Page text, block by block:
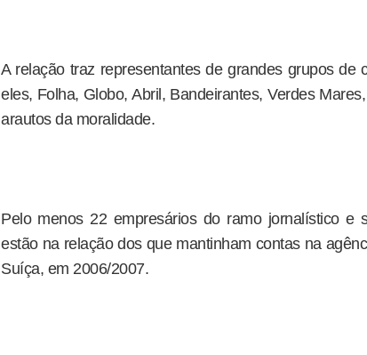
A relação traz representantes de grandes grupos de
eles, Folha, Globo, Abril, Bandeirantes, Verdes
arautos da moralidade.
Pelo menos 22 empresários do ramo jornalístico e
estão na relação dos que mantinham contas na
Suíça, em 2006/2007.